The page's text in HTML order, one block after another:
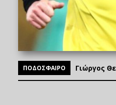
ΠΟΔΟΣΦΑΙΡΟ Γιώργος